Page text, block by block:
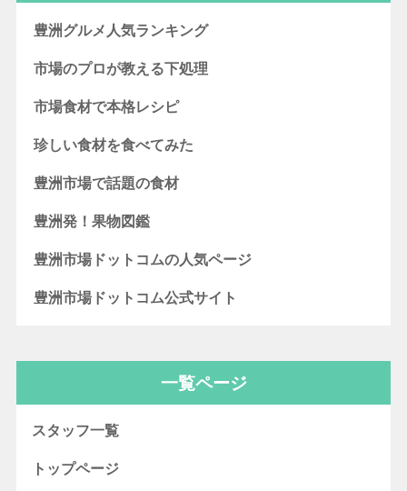
豊洲グルメ人気ランキング
市場のプロが教える下処理
市場食材で本格レシピ
珍しい食材を食べてみた
豊洲市場で話題の食材
豊洲発！果物図鑑
豊洲市場ドットコムの人気ページ
豊洲市場ドットコム公式サイト
一覧ページ
スタッフ一覧
トップページ